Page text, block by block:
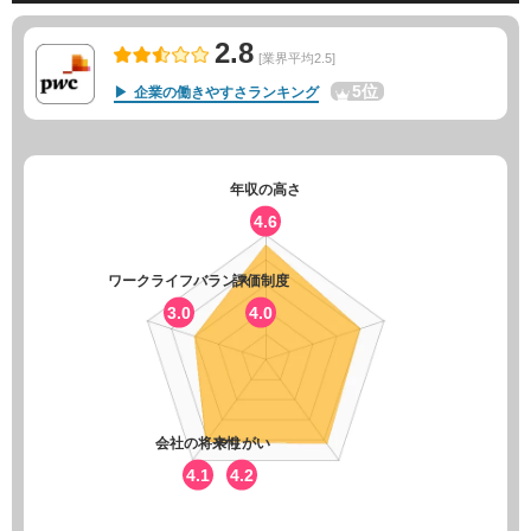
2.8 [業界平均2.5]
企業の働きやすさランキング 5位
年収の高さ
4.6
評価制度
4.0
やりがい
4.2
会社の将来性
4.1
ワークライフバランス
3.0